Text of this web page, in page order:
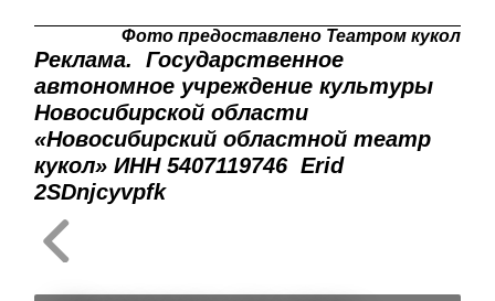
Фото предоставлено Театром кукол
Реклама. Государственное
автономное учреждение культуры
Новосибирской области
«Новосибирский областной театр
кукол» ИНН 5407119746 Erid
2SDnjcyvpfk